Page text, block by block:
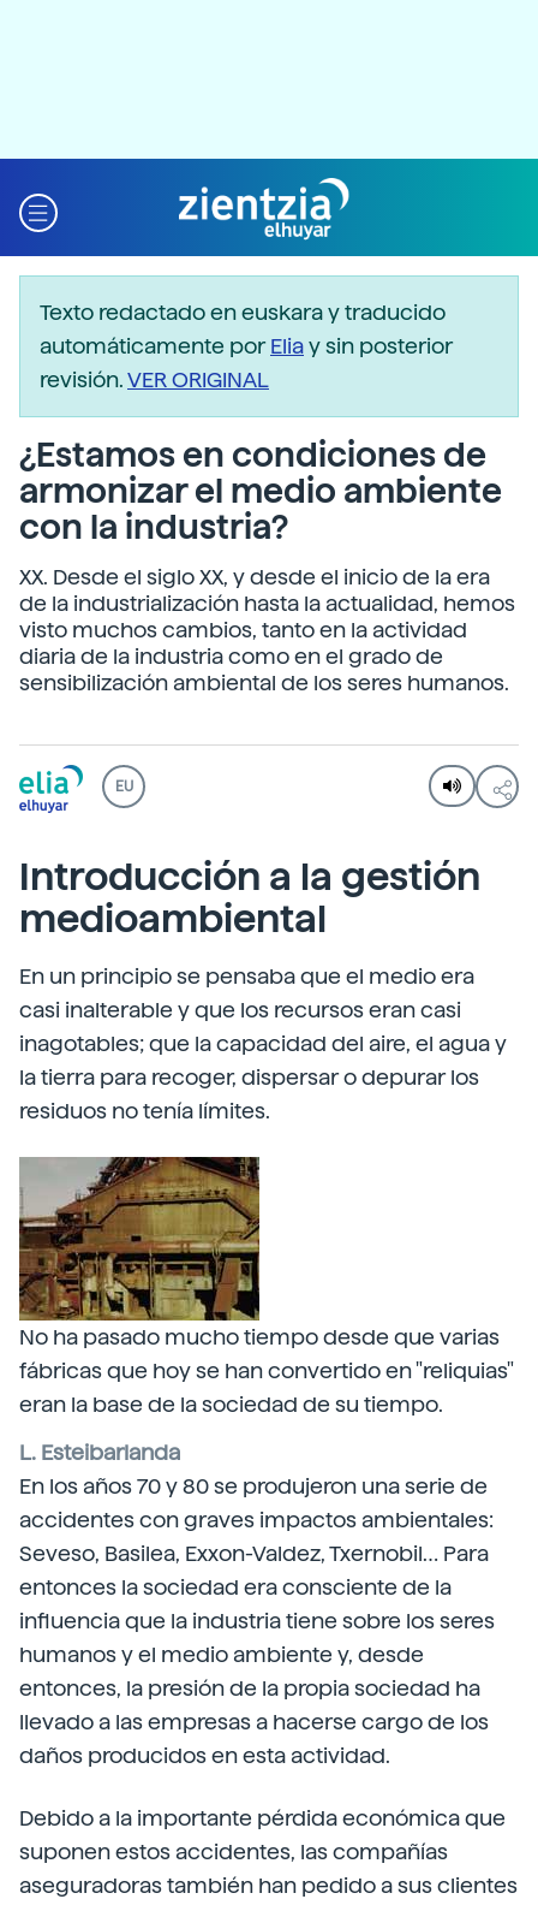
Texto redactado en euskara y traducido
automáticamente porEliay sin posterior
revisión.VER ORIGINAL
¿Estamos en condiciones de
armonizar el medio ambiente
con la industria?
XX. Desde el siglo XX, y desde el inicio de la era
de la industrialización hasta la actualidad, hemos
visto muchos cambios, tanto en la actividad
diaria de la industria como en el grado de
sensibilización ambiental de los seres humanos.
EU
Introducción a la gestión
medioambiental
En un principio se pensaba que el medio era
casi inalterable y que los recursos eran casi
inagotables; que la capacidad del aire, el agua y
la tierra para recoger, dispersar o depurar los
residuos no tenía límites.
No ha pasado mucho tiempo desde que varias
fábricas que hoy se han convertido en "reliquias"
eran la base de la sociedad de su tiempo.
L. Esteibarlanda
En los años 70 y 80 se produjeron una serie de
accidentes con graves impactos ambientales:
Seveso, Basilea, Exxon-Valdez, Txernobil… Para
entonces la sociedad era consciente de la
influencia que la industria tiene sobre los seres
humanos y el medio ambiente y, desde
entonces, la presión de la propia sociedad ha
llevado a las empresas a hacerse cargo de los
daños producidos en esta actividad.
Debido a la importante pérdida económica que
suponen estos accidentes, las compañías
aseguradoras también han pedido a sus clientes